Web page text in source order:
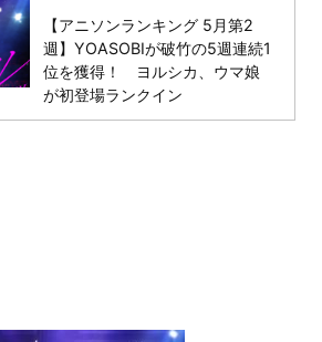
【アニソンランキング 5月第2
週】YOASOBIが破竹の5週連続1
位を獲得！ ヨルシカ、ウマ娘
が初登場ランクイン